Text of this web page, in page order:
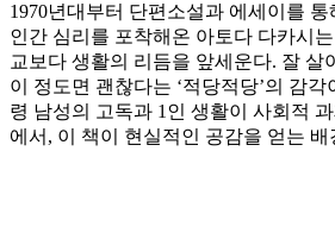
1970년대부터 단편소설과 에세이를
인간 심리를 포착해온 아토다 다카시
교보다 생활의 리듬을 앞세운다. 잘 살
이 정도면 괜찮다는 ‘적당적당’의 감
령 남성의 고독과 1인 생활이 사회적
에서, 이 책이 현실적인 공감을 얻는 배